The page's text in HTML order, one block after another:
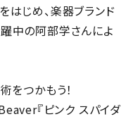
はじめ、楽器ブランド
中の阿部学さんによ
をつかもう！
『ピンク スパイダ